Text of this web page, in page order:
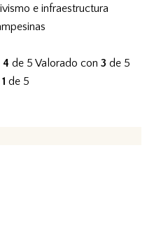
e infraestructura
4 de 5 Valorado con 3 de 5
1 de 5